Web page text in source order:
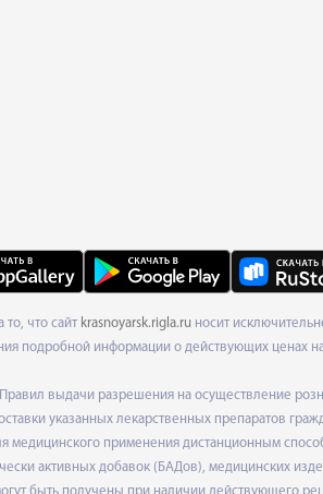
что сайт krasnoyarsk.rigla.ru носит
подробной информации о действующих ценах
выдачи разрешения на осуществление
указанных лекарственных препаратов
применения дистанционным
активных добавок (БАДов), медицинских